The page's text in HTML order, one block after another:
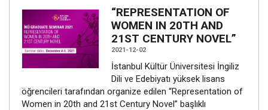
“REPRESENTATION OF
WOMEN IN 20TH AND
21ST CENTURY NOVEL”
2021-12-02
İstanbul Kültür Üniversitesi İngiliz
Dili ve Edebiyatı yüksek lisans
öğrencileri tarafından organize edilen “Representation of
Women in 20th and 21st Century Novel” başlıklı